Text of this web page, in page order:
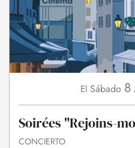
El Sábado 8
Soirées "Rejoins-
CONCIERTO